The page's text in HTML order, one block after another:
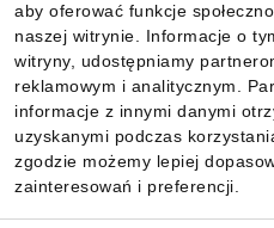
aby oferować funkcje
naszej witrynie. Informacje o
witryny, udostępniamy
reklamowym i analitycznym.
informacje z innymi danymi
uzyskanymi podczas
zgodzie możemy lepiej
zainteresowań i preferencji.
Informacje
Pobierz naszą